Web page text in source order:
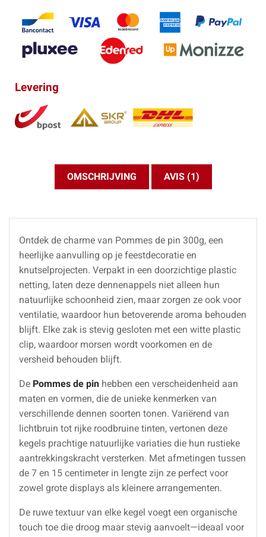
Levering
OMSCHRIJVING AVIS (1)
Ontdek de charme van Pommes de pin 300g, een
heerlijke aanvulling op je feestdecoratie en
knutselprojecten. Verpakt in een doorzichtige plastic
netting, laten deze dennenappels niet alleen hun
natuurlijke schoonheid zien, maar zorgen ze ook voor
ventilatie, waardoor hun betoverende aroma behouden
blijft. Elke zak is stevig gesloten met een witte plastic
clip, waardoor morsen wordt voorkomen en de
versheid behouden blijft.
De Pommes de pin hebben een verscheidenheid aan
maten en vormen, die de unieke kenmerken van
verschillende dennen soorten tonen. Variërend van
lichtbruin tot rijke roodbruine tinten, vertonen deze
kegels prachtige natuurlijke variaties die hun rustieke
aantrekkingskracht versterken. Met afmetingen tussen
de 7 en 15 centimeter in lengte zijn ze perfect voor
zowel grote displays als kleinere arrangementen.
De ruwe textuur van elke kegel voegt een organische
touch toe die droog maar stevig aanvoelt—ideaal voor